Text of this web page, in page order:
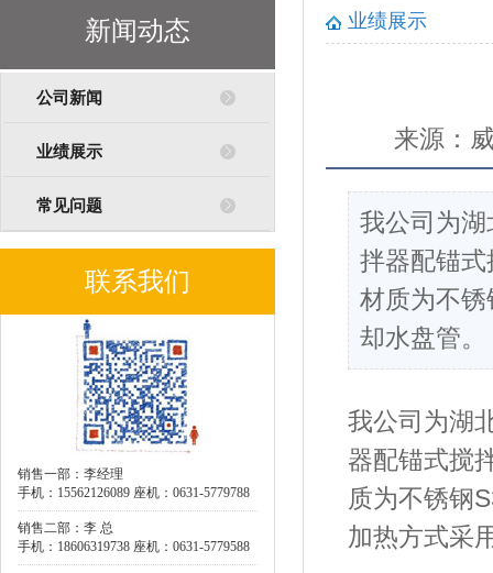
新闻动态
公司新闻
业绩展示
常见问题
联系我们
销售一部：李经理
手机：15562126089 座机：0631-5779788
销售二部：李 总
手机：18606319738 座机：0631-5779588
业绩展示
来源：
我公司为
拌器配锚
材质为不
却水盘管。
我公司为湖
器配锚式搅
质为不锈钢
加热方式采